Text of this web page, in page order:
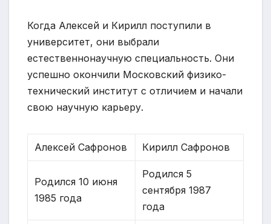
Когда Алексей и Кирилл поступили в
университет, они выбрали
естественнонаучную специальность. Они
успешно окончили Московский физико-
технический институт с отличием и начали
свою научную карьеру.
Алексей Сафронов Кирилл Сафронов
Родился 10 июня
1985 года
Родился 5
сентября 1987
года